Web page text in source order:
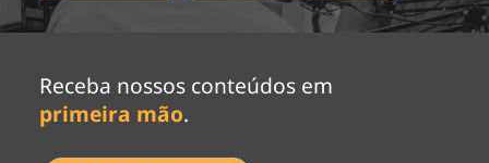
Receba nossos conteúdos em
primeira mão.